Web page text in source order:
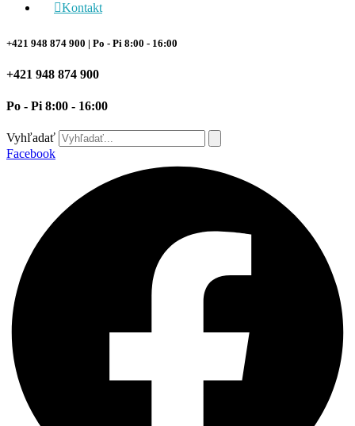
Kontakt
+421 948 874 900 | Po - Pi 8:00 - 16:00
+421 948 874 900
Po - Pi 8:00 - 16:00
Vyhľadať
Facebook